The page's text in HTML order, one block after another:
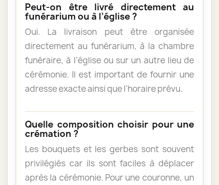
Peut-on être livré directement au
funérarium ou à l’église ?
Oui. La livraison peut être organisée
directement au funérarium, à la chambre
funéraire, à l’église ou sur un autre lieu de
cérémonie. Il est important de fournir une
adresse exacte ainsi que l’horaire prévu.
Quelle composition choisir pour une
crémation ?
Les bouquets et les gerbes sont souvent
privilégiés car ils sont faciles à déplacer
après la cérémonie. Pour une couronne, un